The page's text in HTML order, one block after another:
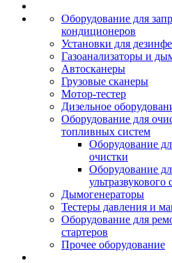
Оборудование для
кондиционеров
Установки для
Газоанализаторы и
Автосканеры
Грузовые сканеры
Мотор-тестер
Дизельное
Оборудование для
топливных систем
Оборудование
очистки
Оборудование
ультразвукового
Дымогенераторы
Тестеры давления и
Оборудование для
стартеров
Прочее оборудование